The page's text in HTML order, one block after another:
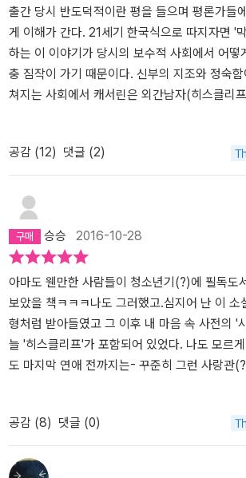
에 따라 히스클리프가 전재산을 가지도록 해두
소유였던 동산까지 히스클리프 앞으로 물려주
490쪽) 남편이 아내의 재산에 대한 처분권까지
로 보인다. (다만 토지만은 린튼이 미성년자였
없었다는데, 히스클리프는 자기 아내와 자신의
경우 토지에 대해서는 자유롭게 처분할 수 없
성년자의 재산에 관해서는 법정대리인으로서 부
마련이므로, 아버지인 히스클리프가 처분할 수
복수는 딸에게 상속권이 없다는 점, 남편이 아내
권을 가진다는 점에서 가능하므로(캐시가 그냥
상속받을 수 있었다면 얼마나 좋았을까! 이런 황
두고 런던으로 가서 즐겁게 살 수도 있었을텐데
복수 또한 가부장제 권력에 기초해있다. 따라서
로, 히스클리프의 복수는 엉뚱하게 흘러가 실패
망한 후 캐시는 히스클리프가 데리고 살던 캐서
캐서린의 오빠 힌들리(장자)의 아들 헤어튼 언
기 때문이다. 히스클리프는 돌고 돌아 워더링 하
을 히스클리프라는 인물 중심으로 읽으면, 계
한다. '그런데 사람 좋은 언쇼 어른이 데려다 길
씨가 된 저 검은 아이는 도대체 어디서 온 것일
저는 이런 미신 같은 생각을 떠올렸지요. (...) 그
사이가 됩니다.하지만 린튼 가문의 아들 에드거
되고 캐서린의 가슴 절절한 고백...​'천국은 내가
고 말하려 했을 뿐이야. 나는 지상으로 돌아오
울었어. 그러자 천사들이 몹시 화를 내며 나를
기에 있는 벌판 한복판에 내던졌어. 거기서 나는
천국에 가지 않아도 되는 것처럼, 에드거 린튼
는 거지. 저 방에 있는 저 고약한 사람이 히스클
간으로 만들지 않았던들 내가 에드거와 결혼하
지도 않았을 거야. 그러나 지금 히스클리프와 결
지지. 그래서 내가 얼마나 그를 사랑하고 있는가
릴 수가 없어. 히스클리프가 잘생겼기 때문이 아
다도 더 나 자신이기 때문이야. 우리의 영혼이
의 영혼과 내 영혼은 같은 거고, 린튼의 영혼은
불같이 전혀 다른 거야.' - page 133​을 채 듣기
하겠다는 말만 들은 히스클리프는 떠나게 됩니
럼 갑작스럽게 돌아온 히스클리프는 자신을 경
재산을 빼앗고 캐서린에게도 복수를 하고자 캐
않고 결국 이 모든 것이 자신으로부터 된 것임
해를 구하고 그날 밤 자정 무렵에 딸을 출산하고
니다.이 사실에 그는 격정으로 발작을 일으키며
됩니다.​'그래, 끝까지 거짓말쟁이였군! 어디로 갔
히 읽어 보면 히스클리프를 제외한 언쇼, 린튼,
그다지 입체적이지 않습니다. 허탈하다 싶을 정
점도 그렇고 운명에 맞서지 못하는 나약한 캐릭
하나 같이 밋밋한 사람들이죠. 이 소설의 진정한
소설의 화자, 딘 아줌마가 아닐까 싶을 정도입니
틴의 <오만과 편견>에도 나타나듯 당시 영국의
한 재산권 행사에 목을 매답니다. 당연합니다. 생
지 않고 조상이 남겨준 재산을 쓰며 사는 귀족
생존수단이었으니까요. 동시대 조선의 양반가
히스클리프의 복수가 가능한 이유도 바로 유산
남을 위주로 한 유산상속과 여성들은 남편을 따
풍습이 어찌나 조선후기와 닮았는지 놀라울 따
여성이 자신의 자아를 온전히 지키며 살기 힘들
여성작가의 걸작은 전혀 다른 분위기지만 그래
작가 모두 결국 결혼하지 않았고 당시의 시대상
남겼습니다. 우린 그 소설들을 로맨스 소설로
폭풍의 언덕>은 최고의 인간드라마이자 사회
들여지지 않는 인간의 자연적인 모습에 악으로
만 배워버리는 히스클리프의 강한 악마적인 힘
진 사랑에서 나온다.가끔 헤어튼의 얼굴에서 캐
클리프의 식을 줄 모르는 격렬한 애증. 히스클
사이에서 태어난 린튼이 죽음으로써 헤어튼과
자연의 힘을 역으로 순환시키던 힘들이 모두
풍의 언덕은 끝이 난다.아름다움의 이미지가 가
인해 잠시 해체되었다가 원상복구되는 심정이
다.
출간 당시 반도덕적이란 평을 들으며 평론가들
게 이해가 간다. 21세기 한국식으로 따지자면 '
하는 이 이야기가 당시의 보수적 사회에서 어떻
충 짐작이 가기 때문이다. 신부의 지조와 정숙
쳐지는 사회에서 캐서린은 외간남자(히스클리
다. 3년 후 성공하여 돌아온 히스클리프가 너무
시간이고 대화를 나누고서는 언짢아하는 남편에
는 무지한 남편'이라며 노발대발화를 낸다. 개
만한 캐릭터이지 않은가. 이렇게 너무 막장이라
히게 하는 대목은 한두개가 아니며 비단 한 캐릭
정되지도 않는다. 히스클리프는 그 잔인한 행동
내세운 우유부단함으로, 이사벨라는 순수함과
들며 일반인의 상식으로이해되지 않는 미친짓
폭풍의 언덕에 얽힌 기구한 사연을 들려주는 역
릭터 역시 마찬가지인데 그녀는 아랫사람이되
별있는 인물이지만 결정적인 순간에 있어서만
나지 못한다. 하지만 이 막장의 향연속에서 가
하나의 비극으로 일관되게 나아가고 있었기 때
이런 글을 쓸 수 있었을까 의문과 감탄이 뒤섞여
대적 배경을 고려해본다면 귀한집 아가씨이되
침없이 '지 인생 지가 꼬는'캐릭터가 가지는 의미
공감 (12) 댓글 (2)
승승 2016-10-28
아마도 웬만한 사람들이 청소년기(?)에 필독도
보았을 책ㅋㅋㅋ나도 그러했고.심지어 난 이 소
형처럼 받아들였고 그 이후 내 마음 속 사전의 '
늘 '히스클리프'가 포함되어 있었다. 나도 모르
도 마지막 연애 전까지는- 꾸준히 그런 사랑관
병 연애를 함께 겪은 이들에게 모두 쏘리염)뭐
진하게 진행돼서 지루하진 않게 금세 읽었는데,
대체 어린 내가 왜 저 히스클리프의 미친사랑
의문이 생겼음 ㅋㅋ 지금보니 히스클리프도 쓰
공감 (8) 댓글 (0)